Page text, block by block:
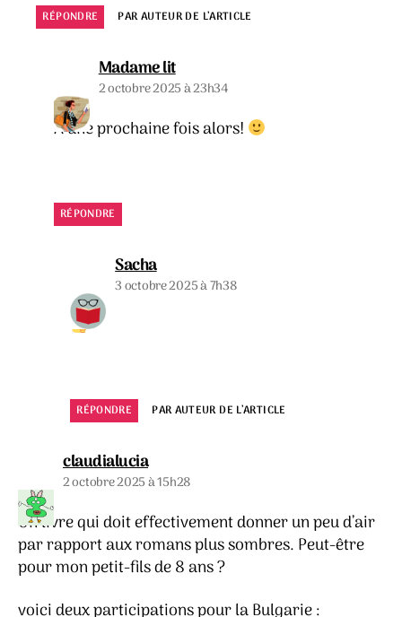
RÉPONDRE PAR AUTEUR DE L’ARTICLE
Madame litdit :
2 octobre 2025 à 23h34
À une prochaine fois alors!
RÉPONDRE
Sachadit :
3 octobre 2025 à 7h38
RÉPONDRE PAR AUTEUR DE L’ARTICLE
claudialuciadit :
2 octobre 2025 à 15h28
Un livre qui doit effectivement donner un peu d’air
par rapport aux romans plus sombres. Peut-être
pour mon petit-fils de 8 ans ?
voici deux participations pour la Bulgarie :